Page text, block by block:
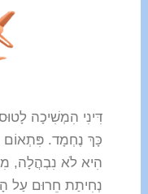
דִּינִי הִמְשִׁיכָה
כָּךְ נֶחְמָד.
הִיא לֹא נִבְהֲלָה,
נְחִיתַת חֵרוּם עַל